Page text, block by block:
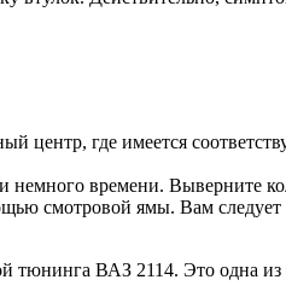
центр, где имеется
немного времени. Выверните
смотровой ямы. Вам
тюнинга ВАЗ 2114. Это одна